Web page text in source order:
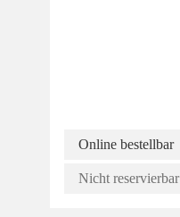
Online bestellbar
Nicht reservierbar